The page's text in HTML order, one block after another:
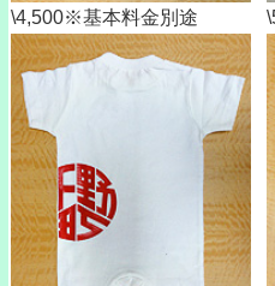
\4,500※基本料金別途